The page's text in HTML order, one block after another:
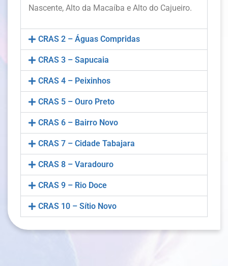
Nascente, Alto da Macaíba e Alto do Cajueiro.
CRAS 2 – Águas Compridas
CRAS 3 – Sapucaia
CRAS 4 – Peixinhos
CRAS 5 – Ouro Preto
CRAS 6 – Bairro Novo
CRAS 7 – Cidade Tabajara
CRAS 8 – Varadouro
CRAS 9 – Rio Doce
CRAS 10 – Sítio Novo